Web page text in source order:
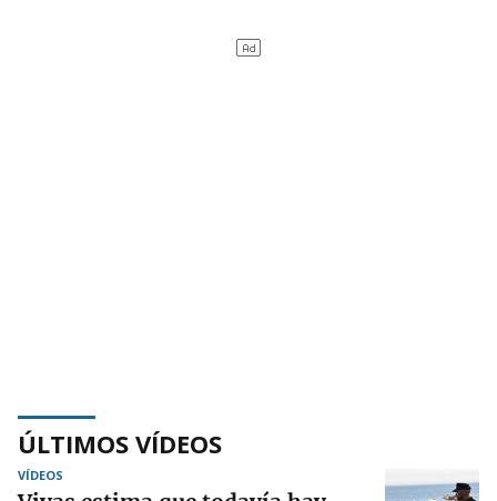
ÚLTIMOS VÍDEOS
VÍDEOS